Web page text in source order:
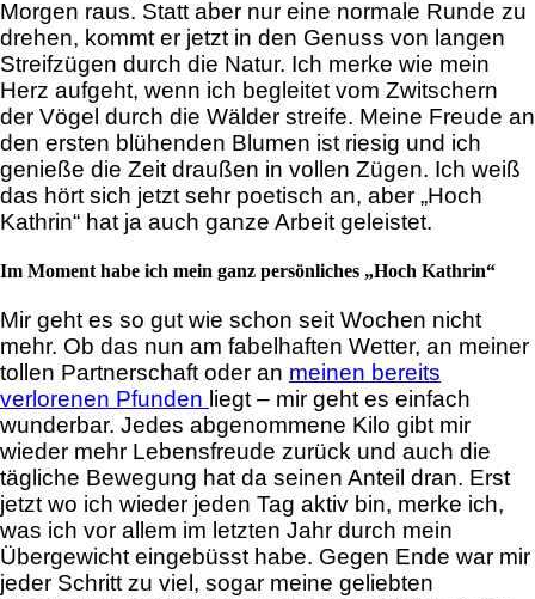
Morgen raus. Statt aber nur eine normale Runde zu
drehen, kommt er jetzt in den Genuss von langen
Streifzügen durch die Natur. Ich merke wie mein
Herz aufgeht, wenn ich begleitet vom Zwitschern
der Vögel durch die Wälder streife. Meine Freude an
den ersten blühenden Blumen ist riesig und ich
genieße die Zeit draußen in vollen Zügen. Ich weiß
das hört sich jetzt sehr poetisch an, aber „Hoch
Kathrin“ hat ja auch ganze Arbeit geleistet.
Im Moment habe ich mein ganz persönliches „Hoch Kathrin“
Mir geht es so gut wie schon seit Wochen nicht
mehr. Ob das nun am fabelhaften Wetter, an meiner
tollen Partnerschaft oder an meinen bereits
verlorenen Pfunden liegt – mir geht es einfach
wunderbar. Jedes abgenommene Kilo gibt mir
wieder mehr Lebensfreude zurück und auch die
tägliche Bewegung hat da seinen Anteil dran. Erst
jetzt wo ich wieder jeden Tag aktiv bin, merke ich,
was ich vor allem im letzten Jahr durch mein
Übergewicht eingebüsst habe. Gegen Ende war mir
jeder Schritt zu viel, sogar meine geliebten